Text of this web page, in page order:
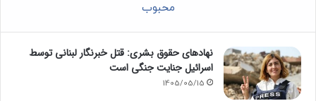
محبوب
نهادهای حقوق بشری: قتل خبرنگار لبنانی توسط
اسرائیل جنایت جنگی است
1405/05/15